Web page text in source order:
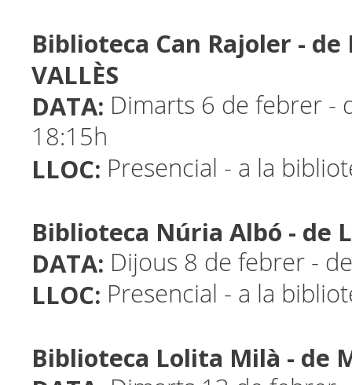
Biblioteca Can Rajoler - de
VALLÈS
DATA: Dimarts 6 de febrer -
18:15h
LLOC: Presencial - a la
Biblioteca Núria Albó - de
DATA: Dijous 8 de febrer -
LLOC: Presencial - a la
Biblioteca Lolita Milà - de